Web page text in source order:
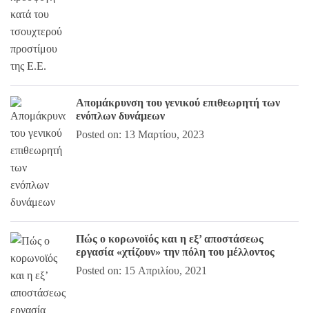
Απομάκρυνση του γενικού επιθεωρητή των
ενόπλων δυνάμεων
Posted on: 13 Μαρτίου, 2023
Πώς ο κορωνοϊός και η εξ’ αποστάσεως
εργασία «χτίζουν» την πόλη του μέλλοντος
Posted on: 15 Απριλίου, 2021